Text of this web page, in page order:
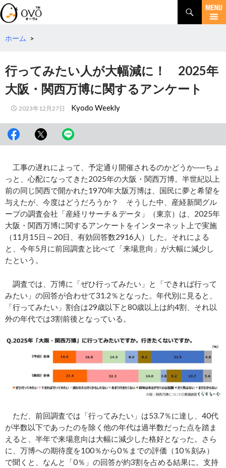
検
索
コ
テ
へ
ホーム >
行ってみたい人が大幅減に！ 2025年
大阪・関西万博に関するアンケート
2023年12月27日 Kyodo Weekly
工事の遅れによって、予定通り開催されるのかどうか──ちょ
っと、心配になってきた2025年の大阪・関西万博。半世紀以上
前の同じ関西で開かれた1970年大阪万博は、国民に夢と希望を
与えたが、今度はどうだろうか？ そうした中、産経新聞グル
ープの調査会社「産経リサーチ＆データ」（東京）は、2025年
大阪・関西万博に関するアンケートをインターネット上で実施
（11月15日～20日、有効回答数2916人）した。それによる
と、今年5月に前回調査と比べて「来場意向」が大幅に減少し
たという。
調査では、万博に「ぜひ行ってみたい」と「できれば行って
みたい」の回答が合わせて31.2％となった。年代別に見ると、
「行ってみたい」割合は29歳以下と80歳以上は約4割、それ以
外の年代では3割前後となっている。
ただ、前回調査では「行ってみたい」は53.7％に達し、40代
が半数以下であったのを除く他の年代は過半数だった点を踏ま
えると、半年で来場意向は大幅に減少した格好となった。さら
に、万博への期待度を100％から0％までの評価（10％刻み）
で聞くと、なんと「0％」の回答が約3割を占める結果に。支持